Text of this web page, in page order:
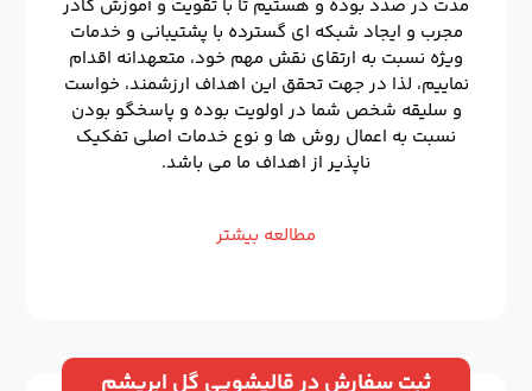
مدت در صدد بوده و هستیم تا با تقویت و آموزش کادر
مجرب و ایجاد شبکه ای گسترده با پشتیبانی و خدمات
ویژه نسبت به ارتقای نقش مهم خود، متعهدانه اقدام
نماییم، لذا در جهت تحقق این اهداف ارزشمند، خواست
و سلیقه شخص شما در اولویت بوده و پاسخگو بودن
نسبت به اعمال روش ها و نوع خدمات اصلی تفکیک
ناپذیر از اهداف ما می باشد.
مطالعه بیشتر
ثبت سفارش در قالیشویی گل ابریشم